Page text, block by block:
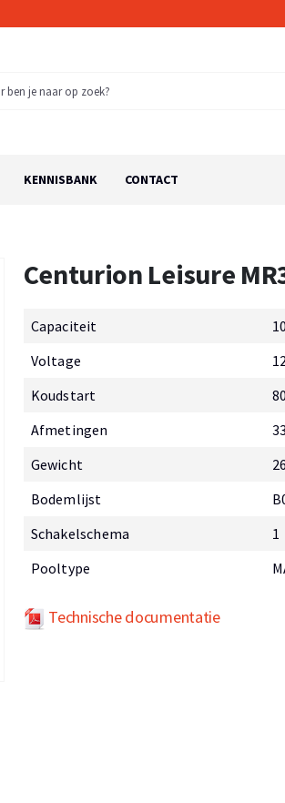
KENNISBANK CONTACT
Centurion Leisure
Capaciteit
Voltage
Koudstart
Afmetingen
Gewicht
Bodemlijst
Schakelschema
1
Pooltype
Technische documentatie